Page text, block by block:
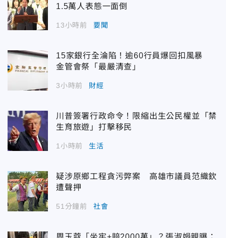
1.5萬人表態一面倒
13小時前 要聞
15家銀行全淪陷！逾60行員爆回扣風暴
金管會祭「最嚴清查」
3小時前 財經
川普簽署行政命令！限縮出生公民權並「禁
生育旅遊」打擊移民
1小時前 生活
疑涉原鄉工程貪污弊案 高雄市議員范織欽
遭聲押
51分鐘前 社會